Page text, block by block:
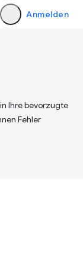
Anmelden
Ihre bevorzugte
Fehler